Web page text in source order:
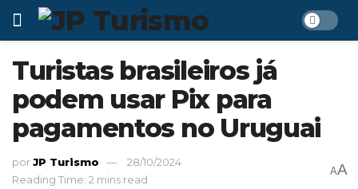
Turistas brasileiros já
podem usar Pix para
pagamentos no Uruguai
porJP Turismo
28/10/2024
Reading Time: 2 mins read
AA